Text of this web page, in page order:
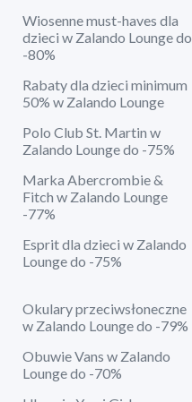
Wiosenne must-haves dla
dzieci w Zalando Lounge do
-80%
Rabaty dla dzieci minimum
50% w Zalando Lounge
Polo Club St. Martin w
Zalando Lounge do -75%
Marka Abercrombie &
Fitch w Zalando Lounge
-77%
Esprit dla dzieci w Zalando
Lounge do -75%
Okulary przeciwsłoneczne
w Zalando Lounge do -79%
Obuwie Vans w Zalando
Lounge do -70%